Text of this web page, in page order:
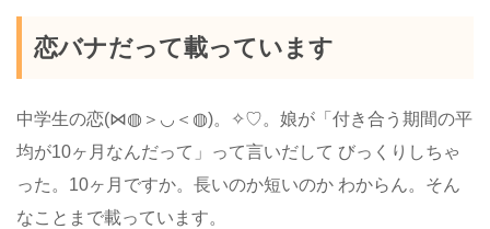
恋バナだって載っています
中学生の恋(⋈◍＞◡＜◍)。✧♡。娘が「付き合う期間の平
均が10ヶ月なんだって」って言いだして びっくりしちゃ
った。10ヶ月ですか。長いのか短いのか わからん。そん
なことまで載っています。